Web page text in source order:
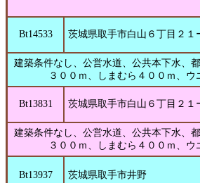
Bt14533 茨城県取手市白山６丁目２１
建築条件なし、公営水道、公共本下水、
３００ｍ、しまむら４００ｍ、
Bt13831 茨城県取手市白山６丁目２１
建築条件なし、公営水道、公共本下水、
３００ｍ、しまむら４００ｍ、
Bt13937 茨城県取手市井野